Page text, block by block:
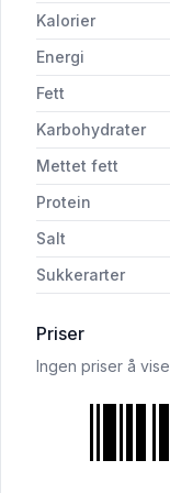
Kalorier
Energi
Fett
Karbohydrater
Mettet fett
Protein
Salt
Sukkerarter
Priser
Ingen priser å vise